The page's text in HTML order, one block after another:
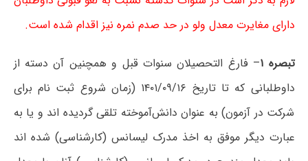
دارای مغایرت معدل ولو در حد صدم نمره نیز اقدام شده است.
تبصره ۱ – فارغ التحصیلان سنوات قبل و همچنین آن دسته از
داوطلبانی که تا تاریخ ۱۴۰۱/۰۹/۱۶ (زمان شروع ثبت نام برای
شرکت در آزمون) به عنوان دانش‌آموخته تلقی گردیده اند و یا به
عبارت دیگر موفق به اخذ مدرک لیسانس (کارشناسی) شده اند